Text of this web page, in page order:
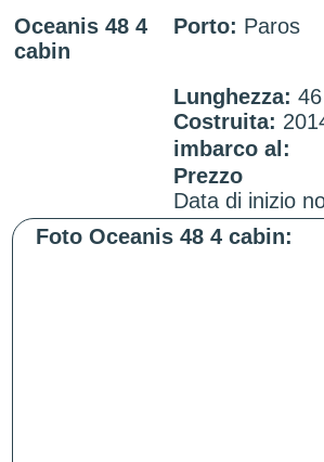
Oceanis 48 4
cabin
Porto: Paros
Lunghezza: 46
Costruita:
imbarco al:
Prezzo
Data di inizio
Foto Oceanis 48 4 cabin: